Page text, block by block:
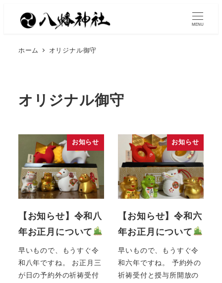
MENU
ホーム オリジナル御守
オリジナル御守
お知らせ
【お知らせ】令和八
年お正月について
早いもので、もうすぐ令
和八年ですね。 お正月三
が日の予約外の祈祷受付
お知らせ
【お知らせ】令和六
年お正月について
早いもので、もうすぐ令
和六年ですね。 予約外の
祈祷受付と授与所開放の